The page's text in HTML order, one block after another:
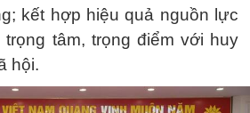
kết hợp hiệu quả nguồn lực
tâm, trọng điểm với huy
hội.